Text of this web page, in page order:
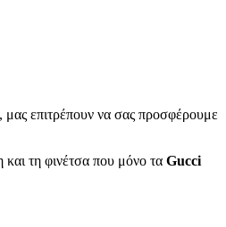
επιτρέπουν να σας προσφέρουμε
και τη φινέτσα που μόνο τα Gucci